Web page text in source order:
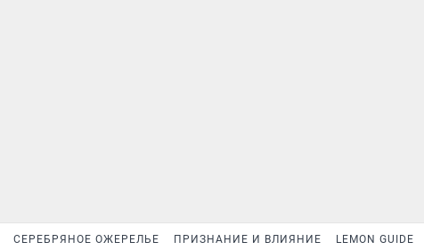
СЕРЕБРЯНОЕ ОЖЕРЕЛЬЕ ПРИЗНАНИЕ И ВЛИЯНИЕ LEMON GUIDE